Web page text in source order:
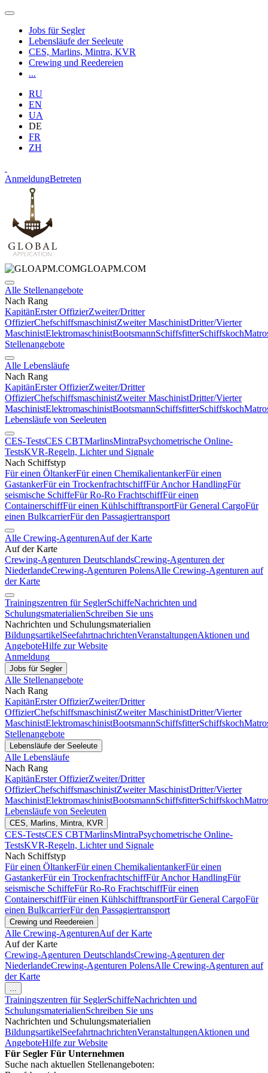
Jobs für Segler
Lebensläufe der Seeleute
CES, Marlins, Mintra, KVR
Crewing und Reedereien
...
RU
EN
UA
DE
FR
ZH
AnmeldungBetreten
GLOAPM.COM
Alle Stellenangebote
Nach Rang
KapitänErster OffizierZweiter/Dritter
OffizierChefschiffsmaschinistZweiter MaschinistDritter/Vierter
MaschinistElektromaschinistBootsmannSchiffsfitterSchiffskoch
Stellenangebote
Alle Lebensläufe
Nach Rang
KapitänErster OffizierZweiter/Dritter
OffizierChefschiffsmaschinistZweiter MaschinistDritter/Vierter
MaschinistElektromaschinistBootsmannSchiffsfitterSchiffskoch
Lebensläufe von Seeleuten
CES-TestsCES CBTMarlinsMintraPsychometrische Online-
TestsKVR-Regeln, Lichter und Signale
Nach Schiffstyp
Für einen ÖltankerFür einen ChemikalientankerFür einen
GastankerFür ein TrockenfrachtschiffFür Anchor HandlingFür
seismische SchiffeFür Ro-Ro FrachtschiffFür einen
ContainerschiffFür einen KühlschifftransportFür General CargoFür
einen BulkcarrierFür den Passagiertransport
Alle Crewing-AgenturenAuf der Karte
Auf der Karte
Crewing-Agenturen DeutschlandsCrewing-Agenturen der
NiederlandeCrewing-Agenturen PolensAlle Crewing-Agenturen auf
der Karte
Trainingszentren für SeglerSchiffeNachrichten und
SchulungsmaterialienSchreiben Sie uns
Nachrichten und Schulungsmaterialien
BildungsartikelSeefahrtnachrichtenVeranstaltungenAktionen und
AngeboteHilfe zur Website
Anmeldung
Jobs für Segler
Alle Stellenangebote
Nach Rang
KapitänErster OffizierZweiter/Dritter
OffizierChefschiffsmaschinistZweiter MaschinistDritter/Vierter
MaschinistElektromaschinistBootsmannSchiffsfitterSchiffskoch
Stellenangebote
Lebensläufe der Seeleute
Alle Lebensläufe
Nach Rang
KapitänErster OffizierZweiter/Dritter
OffizierChefschiffsmaschinistZweiter MaschinistDritter/Vierter
MaschinistElektromaschinistBootsmannSchiffsfitterSchiffskoch
Lebensläufe von Seeleuten
CES, Marlins, Mintra, KVR
CES-TestsCES CBTMarlinsMintraPsychometrische Online-
TestsKVR-Regeln, Lichter und Signale
Nach Schiffstyp
Für einen ÖltankerFür einen ChemikalientankerFür einen
GastankerFür ein TrockenfrachtschiffFür Anchor HandlingFür
seismische SchiffeFür Ro-Ro FrachtschiffFür einen
ContainerschiffFür einen KühlschifftransportFür General CargoFür
einen BulkcarrierFür den Passagiertransport
Crewing und Reedereien
Alle Crewing-AgenturenAuf der Karte
Auf der Karte
Crewing-Agenturen DeutschlandsCrewing-Agenturen der
NiederlandeCrewing-Agenturen PolensAlle Crewing-Agenturen auf
der Karte
...
Trainingszentren für SeglerSchiffeNachrichten und
SchulungsmaterialienSchreiben Sie uns
Nachrichten und Schulungsmaterialien
BildungsartikelSeefahrtnachrichtenVeranstaltungenAktionen und
AngeboteHilfe zur Website
Für Segler Für Unternehmen
Suche nach aktuellen Stellenangeboten: